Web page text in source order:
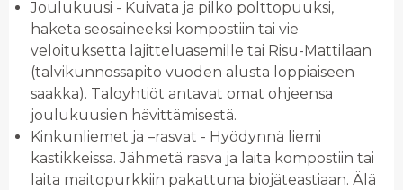
Joulukuusi - Kuivata ja pilko polttopuuksi,
haketa seosaineeksi kompostiin tai vie
veloituksetta lajitteluasemille tai Risu-Mattilaan
(talvikunnossapito vuoden alusta loppiaiseen
saakka). Taloyhtiöt antavat omat ohjeensa
joulukuusien hävittämisestä.
Kinkunliemet ja –rasvat - Hyödynnä liemi
kastikkeissa. Jähmetä rasva ja laita kompostiin tai
laita maitopurkkiin pakattuna biojäteastiaan. Älä